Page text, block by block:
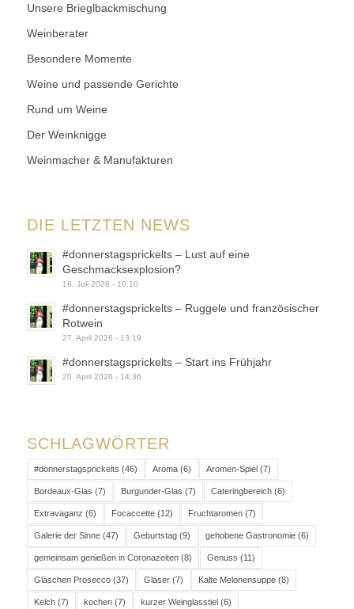
Unsere Brieglbackmischung
Weinberater
Besondere Momente
Weine und passende Gerichte
Rund um Weine
Der Weinknigge
Weinmacher & Manufakturen
DIE LETZTEN NEWS
#donnerstagsprickelts – Lust auf eine
Geschmacksexplosion?
16. Juli 2026 - 10:10
#donnerstagsprickelts – Ruggele und französischer
Rotwein
27. April 2026 - 13:19
#donnerstagsprickelts – Start ins Frühjahr
20. April 2026 - 14:36
SCHLAGWÖRTER
#donnerstagsprickelts (46) Aroma(6) Aromen-Spiel(7)
Bordeaux-Glas (7) Burgunder-Glas (7) Cateringbereich(6)
Extravaganz (6) Focaccette(12) Fruchtaromen(7)
Galerie der Sinne(47) Geburtstag(9) gehobene Gastronomie(6)
gemeinsam genießen in Coronazeiten(8) Genuss (11)
Gläschen Prosecco(37) Gläser(7) Kalte Melonensuppe(8)
Kelch(7) kochen(7) kurzer Weinglasstiel(6)